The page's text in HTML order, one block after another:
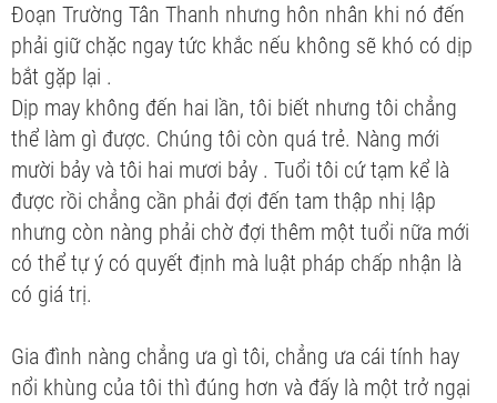
Đoạn Trường Tân Thanh nhưng hôn nhân khi nó đến
phải giữ chặc ngay tức khắc nếu không sẽ khó có dịp
bắt gặp lại .
Dịp may không đến hai lần, tôi biết nhưng tôi chẳng
thể làm gì được. Chúng tôi còn quá trẻ. Nàng mới
mười bảy và tôi hai mươi bảy . Tuổi tôi cứ tạm kể là
được rồi chẳng cần phải đợi đến tam thập nhị lập
nhưng còn nàng phải chờ đợi thêm một tuổi nữa mới
có thể tự ý có quyết định mà luật pháp chấp nhận là
có giá trị.
Gia đình nàng chẳng ưa gì tôi, chẳng ưa cái tính hay
nổi khùng của tôi thì đúng hơn và đấy là một trở ngại